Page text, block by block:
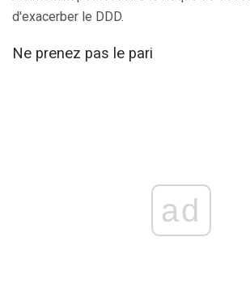
d'exacerber le DDD.
Ne prenez pas le pari
ad